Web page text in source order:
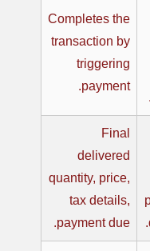
Completes the
transaction by
triggering
payment.
Final
delivered
quantity, price,
tax details,
payment due.